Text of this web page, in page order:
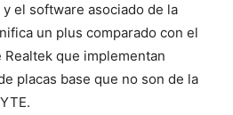
y el software asociado de la
un plus comparado con el
que implementan
placas base que no son de la